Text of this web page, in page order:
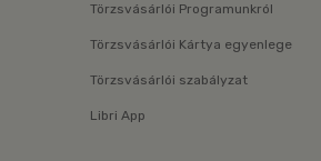
Törzsvásárlói Programunkról
Törzsvásárlói Kártya egyenlege
Törzsvásárlói szabályzat
Libri App